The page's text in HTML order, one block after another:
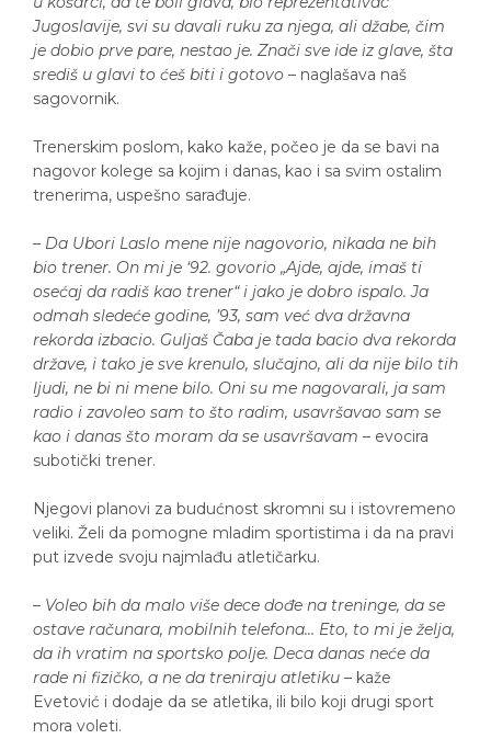
Jugoslavije, svi su davali ruku za njega, ali džabe, čim
je dobio prve pare, nestao je. Znači sve ide iz glave, šta
središ u glavi to ćeš biti i gotovo – naglašava naš
sagovornik.
Trenerskim poslom, kako kaže, počeo je da se bavi na
nagovor kolege sa kojim i danas, kao i sa svim ostalim
trenerima, uspešno sarađuje.
– Da Ubori Laslo mene nije nagovorio, nikada ne bih
bio trener. On mi je ‘92. govorio „Ajde, ajde, imaš ti
osećaj da radiš kao trener“ i jako je dobro ispalo. Ja
odmah sledeće godine, ’93, sam već dva državna
rekorda izbacio. Guljaš Čaba je tada bacio dva rekorda
države, i tako je sve krenulo, slučajno, ali da nije bilo tih
ljudi, ne bi ni mene bilo. Oni su me nagovarali, ja sam
radio i zavoleo sam to što radim, usavršavao sam se
kao i danas što moram da se usavršavam – evocira
subotički trener.
Njegovi planovi za budućnost skromni su i istovremeno
veliki. Želi da pomogne mladim sportistima i da na pravi
put izvede svoju najmlađu atletičarku.
– Voleo bih da malo više dece dođe na treninge, da se
ostave računara, mobilnih telefona… Eto, to mi je želja,
da ih vratim na sportsko polje. Deca danas neće da
rade ni fizičko, a ne da treniraju atletiku – kaže
Evetović i dodaje da se atletika, ili bilo koji drugi sport
mora voleti.